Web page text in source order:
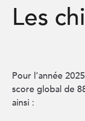
Les
Pour l’année
score global de
ainsi :